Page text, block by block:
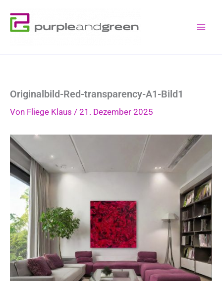
Inhalt
springen
Originalbild-Red-transparency-A1-Bild1
Von Fliege Klaus / 21. Dezember 2025